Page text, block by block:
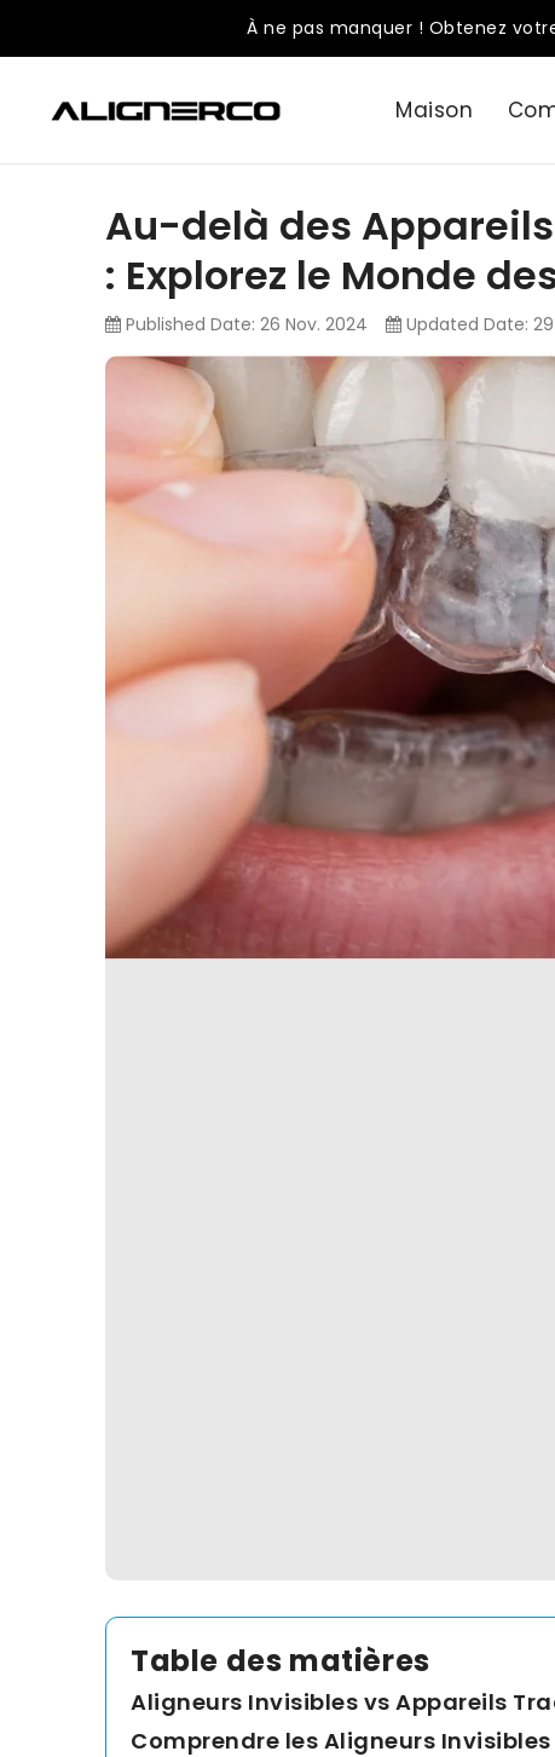
À ne pas manquer ! Obtenez
Maison
Au-delà des
: Explorez le Monde
Published Date: 26 Nov. 2024 Updated Date:
Table des matières
Aligneurs Invisibles vs Appareils
Comprendre les Aligneurs Invisibles